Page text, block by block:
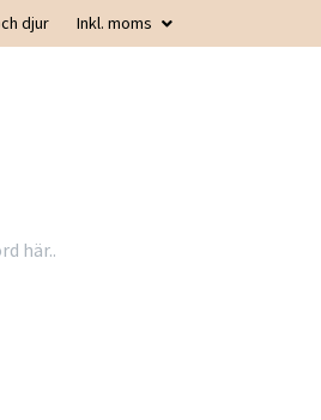
djur Inkl. moms